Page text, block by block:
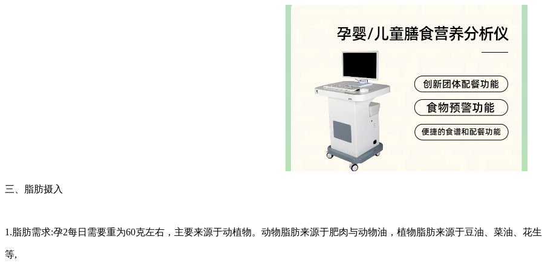
三、脂肪摄入
1.脂肪需求:孕2每日需要重为60克左右，主要来源于动植物。动物脂肪来源于肥肉与动物油，植物脂肪来源于豆油、菜油、花
等,